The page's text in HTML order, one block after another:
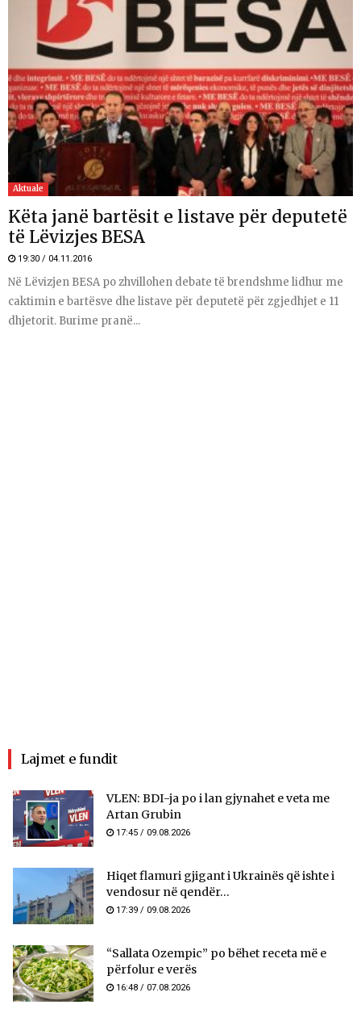
Aktuale
Këta janë bartësit e listave për deputetë
të Lëvizjes BESA
19:30 / 04.11.2016
Në Lëvizjen BESA po zhvillohen debate të brendshme lidhur me
caktimin e bartësve dhe listave për deputetë për zgjedhjet e 11
dhjetorit. Burime pranë...
Lajmet e fundit
VLEN: BDI-ja po i lan gjynahet e veta me
Artan Grubin
17:45 / 09.08.2026
Hiqet flamuri gjigant i Ukrainës që ishte i
vendosur në qendër...
17:39 / 09.08.2026
“Sallata Ozempic” po bëhet receta më e
përfolur e verës
16:48 / 07.08.2026